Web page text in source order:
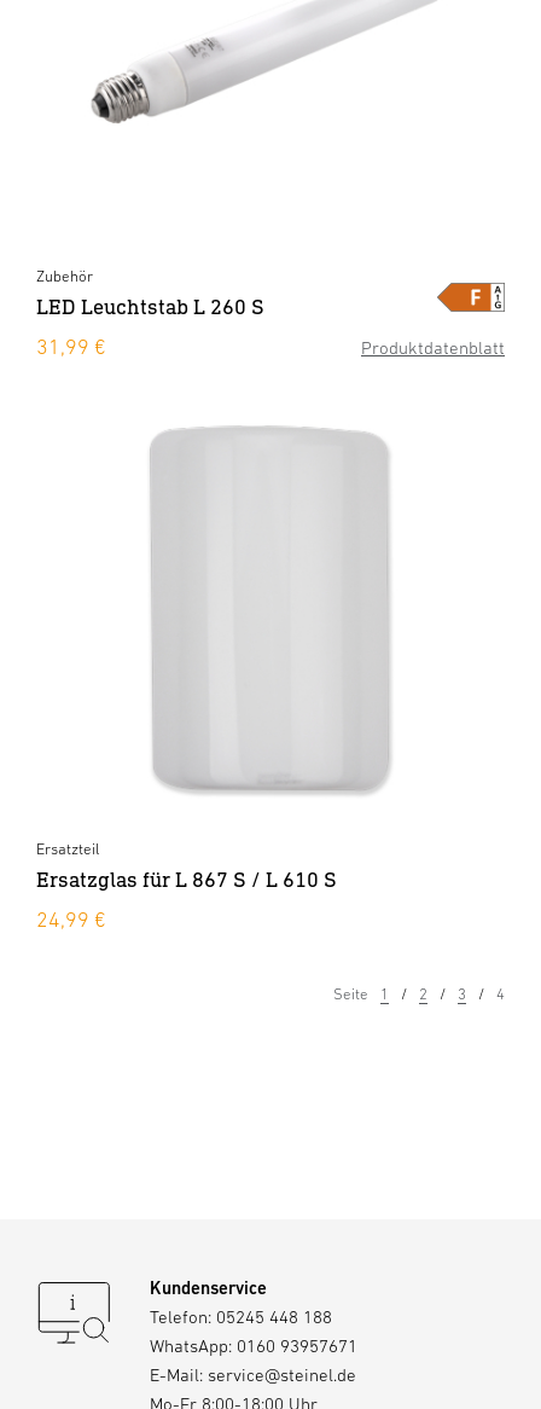
Produktdatenblatt
Zubehör
LED Leuchtstab L 260 S
31,99 €
Ersatzteil
Ersatzglas für L 867 S / L 610 S
24,99 €
Seite 1 2 3 4
Kundenservice
Telefon: 05245 448 188
WhatsApp: 0160 93957671
E-Mail: service@steinel.de
Mo-Fr 8:00-18:00 Uhr